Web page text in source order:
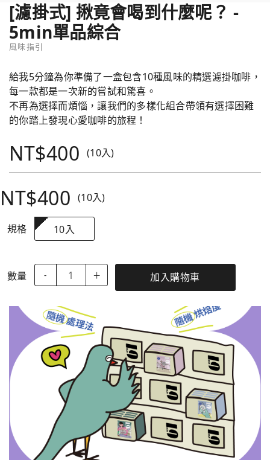
[濾掛式] 揪竟會喝到什麼呢？ -
5min單品綜合
風味指引
給我5分鐘為你準備了一盒包含10種風味的精選濾掛咖啡，
每一款都是一次新的嘗試和驚喜。
不再為選擇而煩惱，讓我們的多樣化組合帶領有選擇困難
的你踏上發現心愛咖啡的旅程！
NT$400 (10入)
NT$400 (10入)
規格 10入
數量 - ＋ 加入購物車